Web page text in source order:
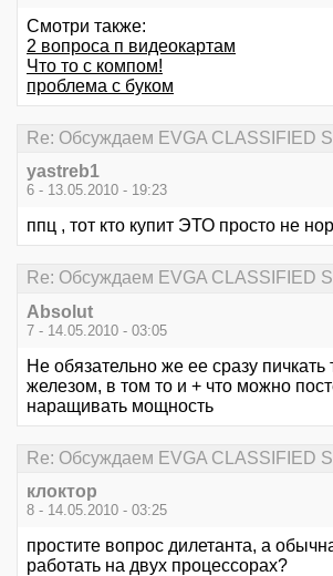
Смотри также:
2 вопроса п видеокартам
Что то с компом!
проблема с буком
Re: Обсуждаем EVGA CLASSIFIED
yastreb1
6 - 13.05.2010 - 19:23
ппц , тот кто купит ЭТО просто не
Re: Обсуждаем EVGA CLASSIFIED
Absolut
7 - 14.05.2010 - 03:05
Не обязательно же ее сразу
железом, в том то и + что можно
наращивать мощность
Re: Обсуждаем EVGA CLASSIFIED
клоктор
8 - 14.05.2010 - 03:25
простите вопрос дилетанта, а
работать на двух процессорах?